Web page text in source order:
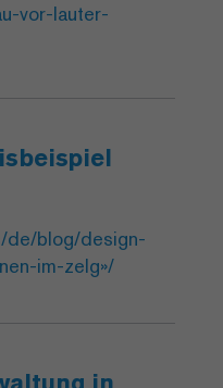
vor-lauter-
de/blog/design-
im-zelg»/